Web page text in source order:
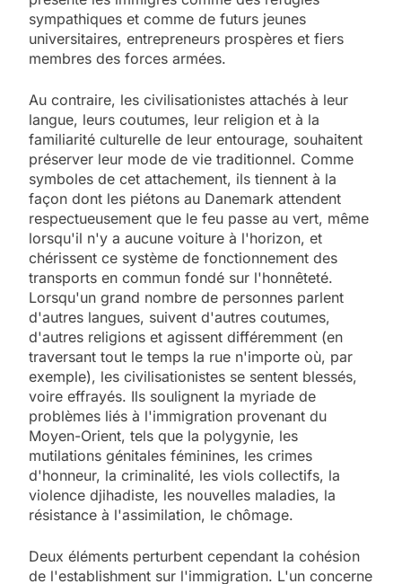
sympathiques et comme de futurs jeunes
universitaires, entrepreneurs prospères et fiers
membres des forces armées.
Au contraire, les civilisationistes attachés à leur
langue, leurs coutumes, leur religion et à la
familiarité culturelle de leur entourage, souhaitent
préserver leur mode de vie traditionnel. Comme
symboles de cet attachement, ils tiennent à la
façon dont les piétons au Danemark attendent
respectueusement que le feu passe au vert, même
lorsqu'il n'y a aucune voiture à l'horizon, et
chérissent ce système de fonctionnement des
transports en commun fondé sur l'honnêteté.
Lorsqu'un grand nombre de personnes parlent
d'autres langues, suivent d'autres coutumes,
d'autres religions et agissent différemment (en
traversant tout le temps la rue n'importe où, par
exemple), les civilisationistes se sentent blessés,
voire effrayés. Ils soulignent la myriade de
problèmes liés à l'immigration provenant du
Moyen-Orient, tels que la polygynie, les
mutilations génitales féminines, les crimes
d'honneur, la criminalité, les viols collectifs, la
violence djihadiste, les nouvelles maladies, la
résistance à l'assimilation, le chômage.
Deux éléments perturbent cependant la cohésion
de l'establishment sur l'immigration. L'un concerne